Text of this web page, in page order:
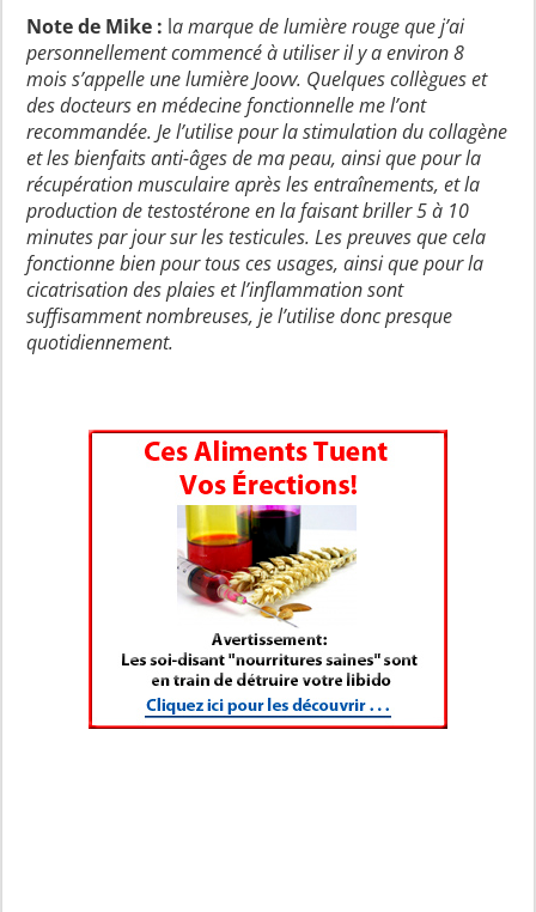
Note de Mike : la marque de lumière rouge que j’ai
personnellement commencé à utiliser il y a environ 8
mois s’appelle une lumière Joovv. Quelques collègues et
des docteurs en médecine fonctionnelle me l’ont
recommandée. Je l’utilise pour la stimulation du collagène
et les bienfaits anti-âges de ma peau, ainsi que pour la
récupération musculaire après les entraînements, et la
production de testostérone en la faisant briller 5 à 10
minutes par jour sur les testicules. Les preuves que cela
fonctionne bien pour tous ces usages, ainsi que pour la
cicatrisation des plaies et l’inflammation sont
suffisamment nombreuses, je l’utilise donc presque
quotidiennement.